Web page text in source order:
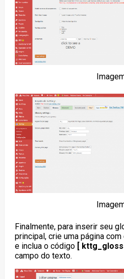
Finalmente, para inserir seu
principal, crie uma página
e inclua o código [
campo do texto.